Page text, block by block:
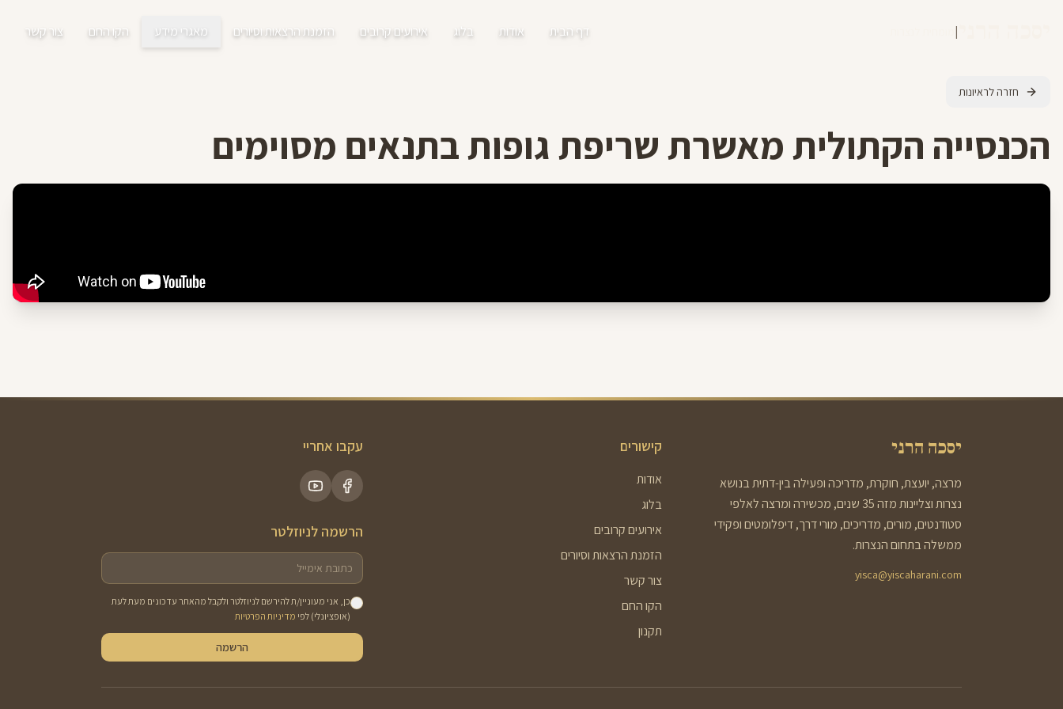
| דף הבית אודות בלוג אירועים קרובים הזמנת הרצאות וסיורים מאגרי מידע הקו החם צור קשר
חזרה לראיונות
הכנסייה הקתולית מאשרת שריפת גופות בתנאים מסוימים
יסכה הרני
מרצה, יועצת, חוקרת, מדריכה ופעילה בין-דתית בנושא
נצרות וצליינות מזה 35 שנים, מכשירה ומרצה לאלפי
סטודנטים, מורים, מדריכים, מורי דרך, דיפלומטים ופקידי
ממשלה בתחום הנצרות.
yisca@yiscaharani.com
קישורים
אודות
בלוג
אירועים קרובים
הזמנת הרצאות וסיורים
צור קשר
הקו החם
תקנון
עקבו אחריי
הרשמה לניוזלטר
כן, אני מעוניין/ת להירשם לניוזלטר ולקבל מהאתר עדכונים מעת לעת
(אופציונלי) לפי מדיניות הפרטיות
הרשמה